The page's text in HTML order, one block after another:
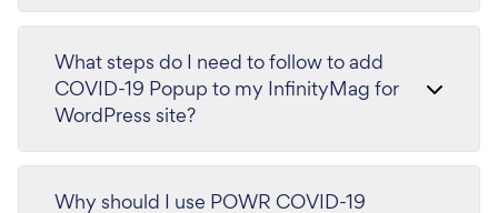
What steps do I need to follow to add
COVID-19 Popup to my InfinityMag for
WordPress site?
Why should I use POWR COVID-19